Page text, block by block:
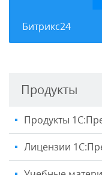
Битрикс24
Продукты
Продукты
Лицензии